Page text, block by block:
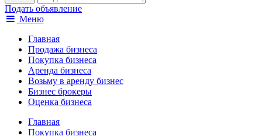
Подать объявление
Меню
Главная
Продажа бизнеса
Покупка бизнеса
Аренда бизнеса
Возьму в аренду бизнес
Бизнес брокеры
Оценка бизнеса
Главная
Покупка бизнеса